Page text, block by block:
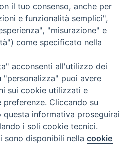
Rapolla Venosa
MELFI (PZ) •
Tel. 0972238604
PEC ufficiale della Diocesi:
Preferenze Cookie
il tuo consenso, anche per
e funzionalità semplici",
"misurazione" e
come specificato nella
acconsenti all'utilizzo dei
"personalizza" puoi avere
sui cookie utilizzati e
preferenze. Cliccando su
informativa proseguirai
i soli cookie tecnici.
sono disponibili nellacookie